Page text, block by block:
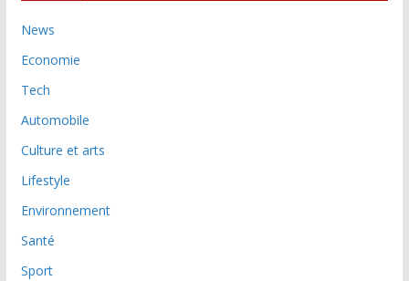
News
Economie
Tech
Automobile
Culture et arts
Lifestyle
Environnement
Santé
Sport